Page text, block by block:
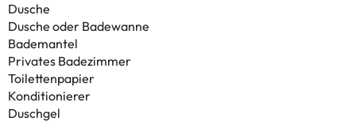
Dusche
Dusche oder Badewanne
Bademantel
Privates Badezimmer
Toilettenpapier
Konditionierer
Duschgel